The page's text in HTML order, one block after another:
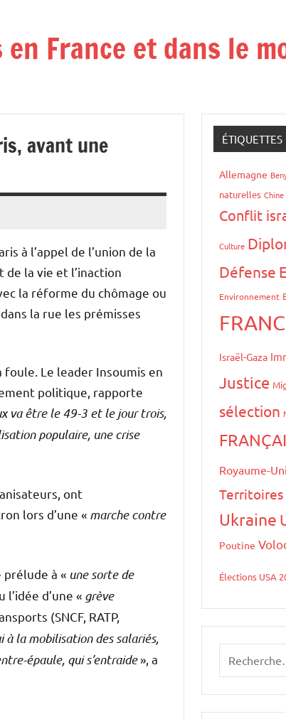
France et dans le
avant une
à l’appel de l’union de la
de la vie et l’inaction
la réforme du chômage ou
la rue les prémisses
Le leader Insoumis en
politique, rapporte
va être le 49-3 et le jour trois,
populaire, une crise
ont
lors d’une « marche contre
prélude à « une sorte de
d’une « grève
(SNCF, RATP,
à la mobilisation des salariés,
épaule, qui s’entraide», a
ÉTIQUETTES
Allemagne
naturelles Chine
Conflit
Culture
Défense
Environnement
Israël-Gaza
Justice
sélection
Royaume-Uni
Ukraine
Poutine
Élections USA